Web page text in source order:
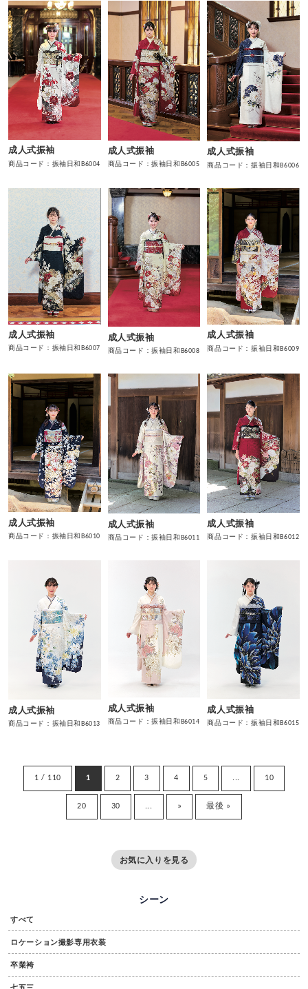
成人式振袖
商品コード：振袖日和B6004
成人式振袖
商品コード：振袖日和B6005
成人式振袖
商品コード：振袖日和B6006
成人式振袖
商品コード：振袖日和B6007
成人式振袖
商品コード：振袖日和B6008
成人式振袖
商品コード：振袖日和B6009
成人式振袖
商品コード：振袖日和B6010
成人式振袖
商品コード：振袖日和B6011
成人式振袖
商品コード：振袖日和B6012
成人式振袖
商品コード：振袖日和B6013
成人式振袖
商品コード：振袖日和B6014
成人式振袖
商品コード：振袖日和B6015
1 / 110 1 2 3 4 5 ... 10
20 30 ... » 最後 »
お気に入りを見る
シーン
すべて
ロケーション撮影専用衣装
卒業袴